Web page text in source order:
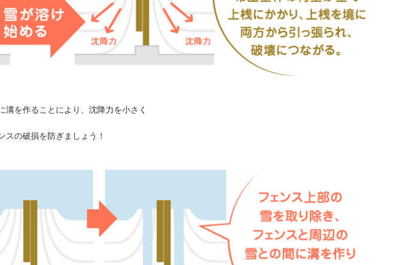
を作ることにより、沈降力を小さく
スの破損を防ぎましょう！